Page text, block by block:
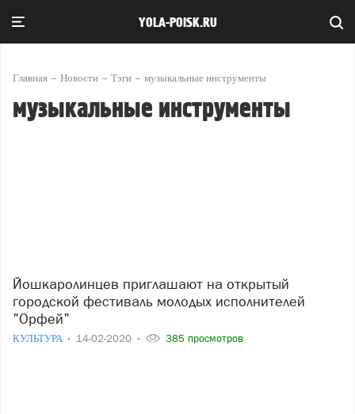
YOLA-POISK.RU
Главная Новости Тэги музыкальные инструменты
музыкальные инструменты
Йошкаролинцев приглашают на открытый
городской фестиваль молодых исполнителей
"Орфей"
КУЛЬТУРА 14-02-2020 385 просмотров